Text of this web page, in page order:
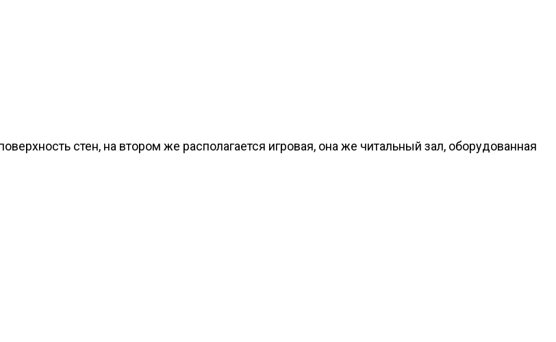
стен, на втором же располагается игровая, она же читальный зал, оборудованная